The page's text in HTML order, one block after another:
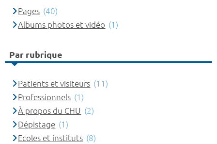
Pages (40)
Albums photos et vidéo (1)
Par rubrique
Patients et visiteurs (11)
Professionnels (1)
À propos du CHU (2)
Dépistage (1)
Ecoles et instituts (8)